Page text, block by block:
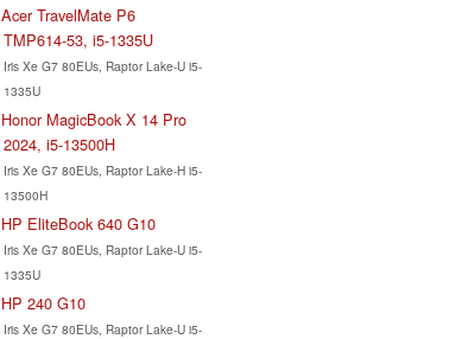
Acer TravelMate P6
TMP614-53, i5-1335U
Iris Xe G7 80EUs, Raptor Lake-U i5-
1335U
Honor MagicBook X 14 Pro
2024, i5-13500H
Iris Xe G7 80EUs, Raptor Lake-H i5-
13500H
HP EliteBook 640 G10
Iris Xe G7 80EUs, Raptor Lake-U i5-
1335U
HP 240 G10
Iris Xe G7 80EUs, Raptor Lake-U i5-